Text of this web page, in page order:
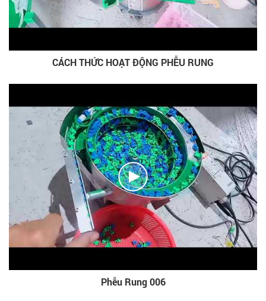
CÁCH THỨC HOẠT ĐỘNG PHỄU RUNG
Phễu Rung 006